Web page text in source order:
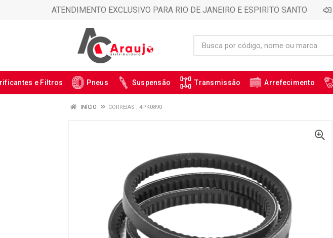
ATENDIMENTO EXCLUSIVO PARA RIO DE JANEIRO E ESPIRITO SANTO
e Filtros Pneus Suspensão Transmissão Arrefecimento
INÍCIO CORREIAS : 4PK0890